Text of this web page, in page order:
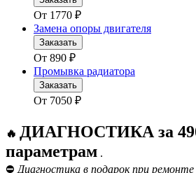
От 1770 ₽
Замена опоры двигателя
Заказать
От 890 ₽
Промывка радиатора
Заказать
От 7050 ₽
🔥 ДИАГНОСТИКА за
параметрам .
⛔ Диагностика в подарок при